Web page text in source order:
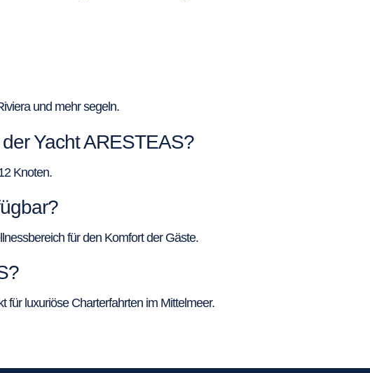
und mehr segeln.
Yacht ARESTEAS?
Knoten.
für den Komfort der Gäste.
für luxuriöse Charterfahrten im Mittelmeer.